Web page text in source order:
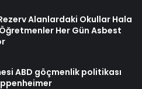
Alanlardaki Okullar Hala
Her Gün Asbest
ABD göçmenlik politikası